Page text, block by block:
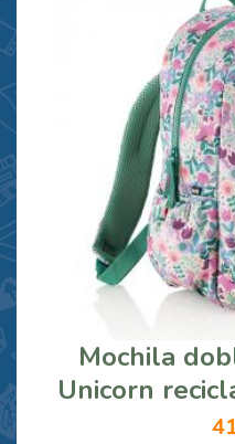
Mochila
Unicorn